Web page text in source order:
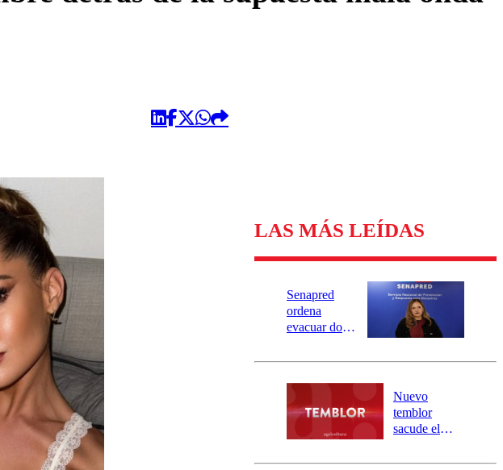
LAS MÁS LEÍDAS
Senapred
ordena
evacuar dos
Carahue por
río Damas:
activa
mensajería
SAE
Nuevo
temblor
sacude el
revisa la